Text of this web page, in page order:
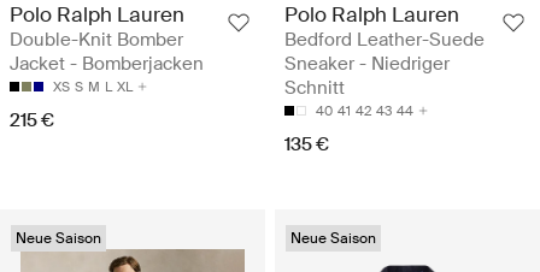
Polo Ralph Lauren
Double-Knit Bomber
Jacket - Bomberjacken
XS S M L XL
215 €
Polo Ralph Lauren
Bedford Leather-Suede
Sneaker - Niedriger
Schnitt
40 41 42 43 44
135 €
Neue Saison Neue Saison